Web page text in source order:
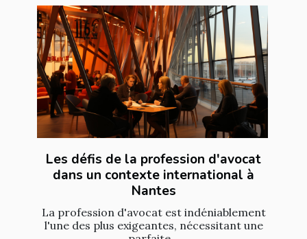
Les défis de la profession d'avocat
dans un contexte international à
Nantes
La profession d'avocat est indéniablement
l'une des plus exigeantes, nécessitant une